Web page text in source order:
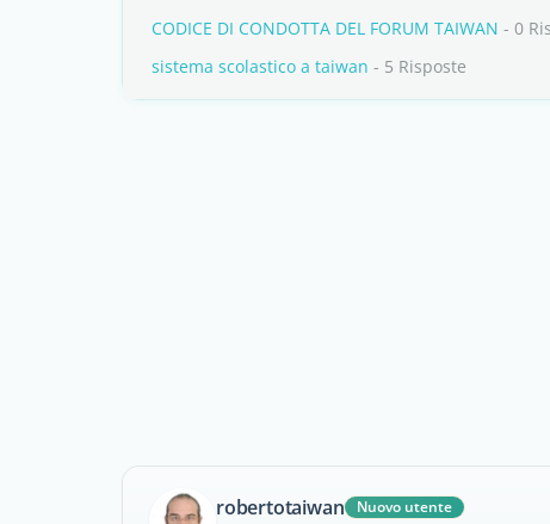
CODICE DI CONDOTTA DEL FORUM TAIWAN - 0
sistema scolastico a taiwan - 5 Risposte
robertotaiwan
Nuovo utente